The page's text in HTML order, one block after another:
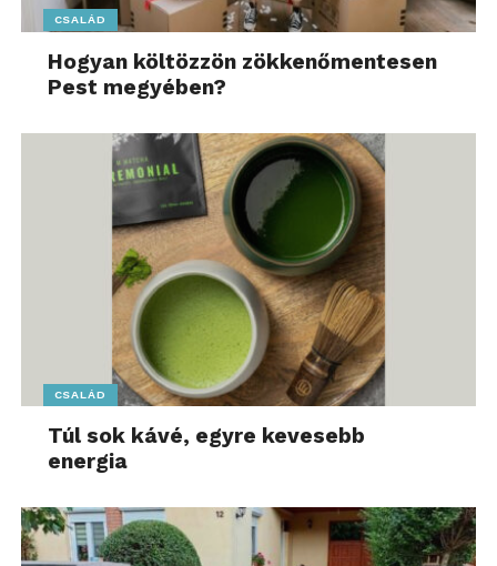
CSALÁD
Hogyan költözzön zökkenőmentesen
Pest megyében?
CSALÁD
Túl sok kávé, egyre kevesebb
energia